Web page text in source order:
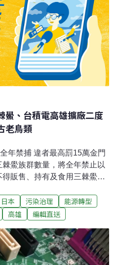
同完成。
鱟、台積電高雄擴廠二度
老鳥類
年禁捕 違者最高罰15萬金門
鱟族群數量，將全年禁止以
販售、持有及食用三棘鱟，
護金門三棘鱟族群數量，金
禁捕措施相關事宜」將自今
炮屑垃圾台南元宵夜鹽水蜂炮
清理作業，調派大批清潔人
中午才完成清除29.5公噸炮
日本 污染治理
能源轉型
高雄 編輯直送